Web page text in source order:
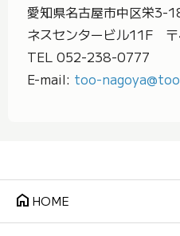
愛知県名古屋市中区栄3-
ネスセンタービル11F
TEL 052-238-0777
E-mail: too-
home HOME